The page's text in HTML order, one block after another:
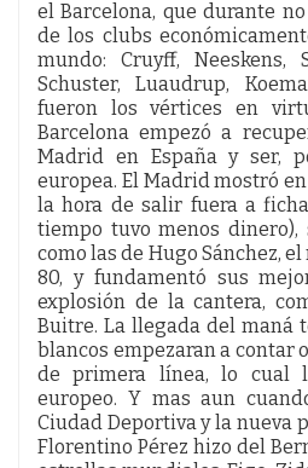
el Barcelona, que durante
de los clubs
mundo: Cruyff, Neeskens,
Schuster, Luaudrup,
fueron los vértices en
Barcelona empezó a
Madrid en España y ser,
europea. El Madrid mostró
la hora de salir fuera a
tiempo tuvo menos dinero),
como las de Hugo Sánchez,
80, y fundamentó sus
explosión de la cantera,
Buitre. La llegada del maná
blancos empezaran a contar
de primera línea, lo cual
europeo. Y mas aun
Ciudad Deportiva y la nueva
Florentino Pérez hizo del